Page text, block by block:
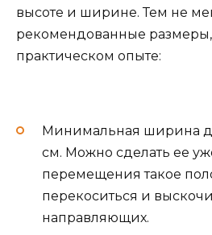
высоте и ширине. Тем не
рекомендованные
практическом опыте:
Минимальная ширина
см. Можно сделать ее
перемещения такое
перекоситься и
направляющих.